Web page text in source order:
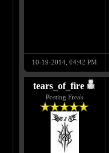
10-19-2014, 04:42 PM
tears_of_fire
Posting Freak